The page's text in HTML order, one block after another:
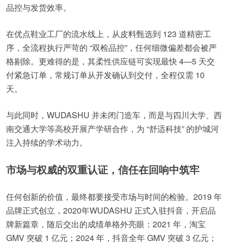
品控与发货效率。
在优点鞋业工厂的流水线上，从皮料甄选到 123 道精密工
序，全流程执行严苛的 “双检品控”，任何细微偏差都会被严
格剔除。更难得的是，其柔性供应链可实现最快 4—5 天交
付紧急订单，常规订单从开发确认到交付，全程仅需 10
天。
与此同时，WUDASHU 并未闭门造车，而是与四川大学、西
南交通大学等高校开展产学研合作，为 “舒适科技” 的护城河
注入持续的学术动力。
市场与权威的双重认证，信任在回响中筑牢
任何创新的价值，最终都要接受市场与时间的检验。2019 年
品牌正式创立，2020年WUDASHU 正式入驻抖音，开启品
牌新篇章，随后交出的成绩单格外亮眼：2021 年，淘宝
GMV 突破 1 亿元；2024 年，抖音全年 GMV 突破 3 亿元；